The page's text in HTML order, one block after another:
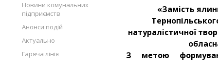
Новини комунальних
підприємств
Анонси подій
Актуально
Гаряча лінія
«Замість
натуралістичної
З метою